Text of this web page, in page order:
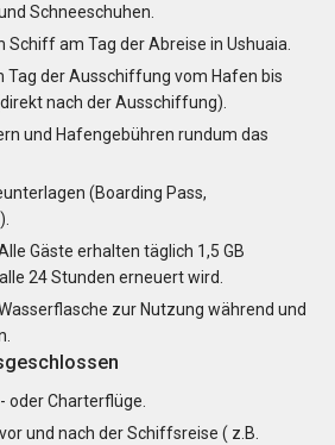
Schneeschuhen.
am Tag der Abreise in Ushuaia.
der Ausschiffung vom Hafen bis
nach der Ausschiffung).
und Hafengebühren rundum das
(Boarding Pass,
Gäste erhalten täglich 1,5 GB
24 Stunden erneuert wird.
zur Nutzung während und
oder Charterflüge.
und nach der Schiffsreise ( z.B.